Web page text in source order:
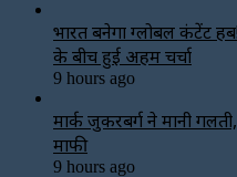
भारत बनेगा ग्लोबल कंटेंट
के बीच हुई अहम चर्चा
9 hours ago
मार्क जुकरबर्ग ने मानी
माफी
9 hours ago